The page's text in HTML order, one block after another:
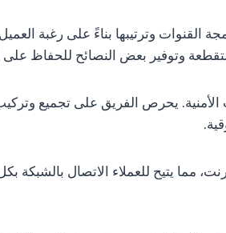
وترتيبها بناءً على رغبة
وتوفير بعض النصائح للحفاظ على
يحرص الفريق على تجميع وتركيب
مما يتيح للعملاء الاتصال بالشبكة